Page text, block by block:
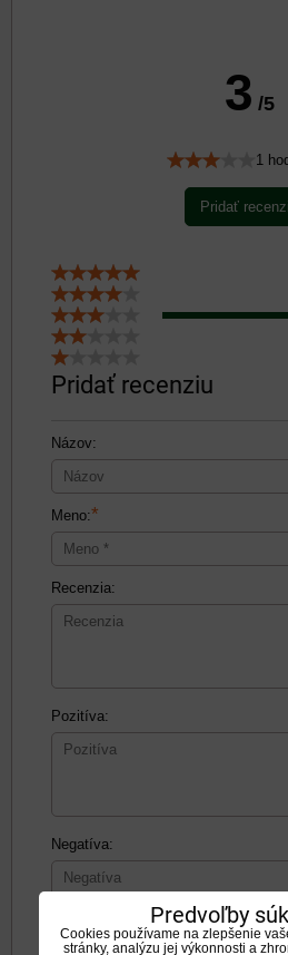
3 /5
1
Pridať
Pridať recenziu
Názov:
Meno:*
Recenzia:
Pozitíva:
Negatíva:
Predvoľby
Cookies používame na zlepšenie
stránky, analýzu jej výkonnosti a